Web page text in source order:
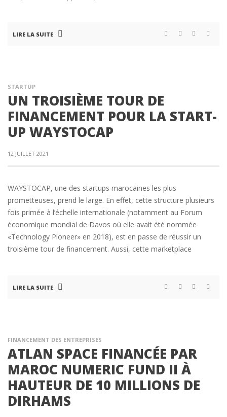
LIRE LA SUITE
STARTUP
UN TROISIÈME TOUR DE
FINANCEMENT POUR LA START-
UP WAYSTOCAP
12 JUILLET 2021
WAYSTOCAP, une des startups marocaines les plus
prometteuses, prend le large. En effet, cette structure plusieurs
fois primée à l’échelle internationale (notamment au Forum
économique mondial de Davos où elle avait été nommée
«Technology Pioneer» en 2018), est en passe de réussir un
troisième tour de financement. Aussi, cette marketplace
LIRE LA SUITE
FINANCEMENT DES ENTREPRISES
ATLAN SPACE FINANCÉE PAR
MAROC NUMERIC FUND II À
HAUTEUR DE 10 MILLIONS DE
DIRHAMS